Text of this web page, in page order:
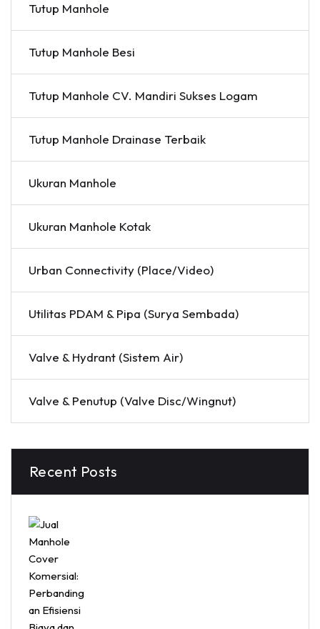
Tutup Manhole
Tutup Manhole Besi
Tutup Manhole CV. Mandiri Sukses Logam
Tutup Manhole Drainase Terbaik
Ukuran Manhole
Ukuran Manhole Kotak
Urban Connectivity (Place/Video)
Utilitas PDAM & Pipa (Surya Sembada)
Valve & Hydrant (Sistem Air)
Valve & Penutup (Valve Disc/Wingnut)
Recent Posts